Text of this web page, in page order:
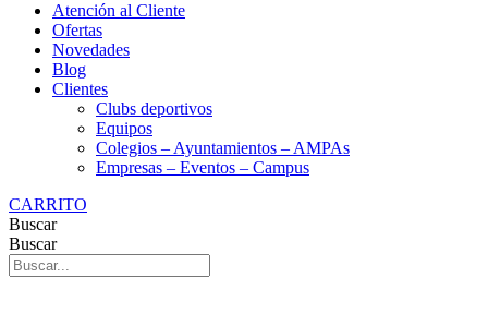
Atención al Cliente
Ofertas
Novedades
Blog
Clientes
Clubs deportivos
Equipos
Colegios – Ayuntamientos – AMPAs
Empresas – Eventos – Campus
CARRITO
Buscar
Buscar